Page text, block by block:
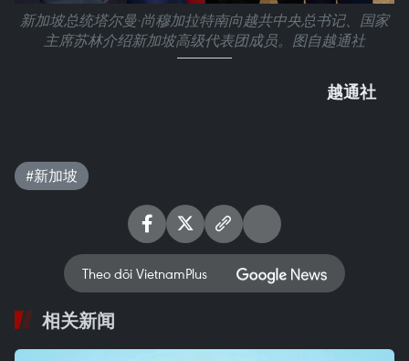
新加坡总统塔尔曼·尚穆加拉特南向越共中央总书记、国家
主席苏林介绍新加坡高级代表团成员。图自越通社
越通社
#新加坡
Theo dõi VietnamPlus
相关新闻